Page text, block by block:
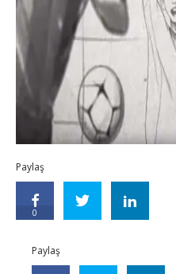
Paylaş
0
Paylaş